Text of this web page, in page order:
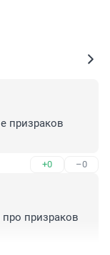
призраков
+0 –0
призраков